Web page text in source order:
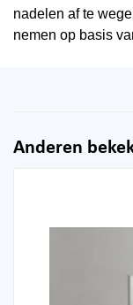
nadelen af te
nemen op basis
Anderen